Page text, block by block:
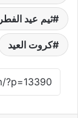
ثيم عيد الفطر
كروت العيد